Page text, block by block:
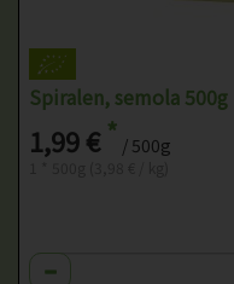
Spiralen, semola 500g
1,99 €* / 500g
Anzahl